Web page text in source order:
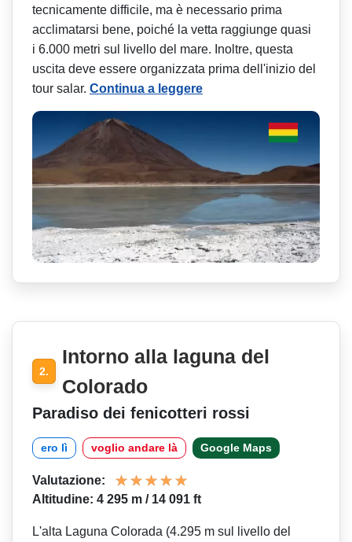
tecnicamente difficile, ma è necessario prima
acclimatarsi bene, poiché la vetta raggiunge quasi
i 6.000 metri sul livello del mare. Inoltre, questa
uscita deve essere organizzata prima dell'inizio del
tour salar. Continua a leggere
2.
Intorno alla laguna del
Colorado
Paradiso dei fenicotteri rossi
ero lì voglio andare là Google Maps
Valutazione:
Altitudine: 4 295 m / 14 091 ft
L'alta Laguna Colorada (4.295 m sul livello del